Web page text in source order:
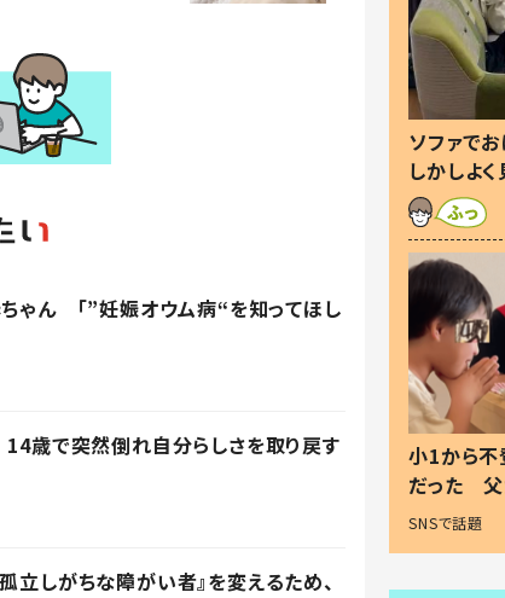
ゃん 「”妊娠オウム病“を知ってほし
歳で突然倒れ自分らしさを取り戻す
しがちな障がい者』を変えるため、
ソファで
しかしよく
察した母
す！」「現行
小1から不
だった 父
る理由と
SNSで話題